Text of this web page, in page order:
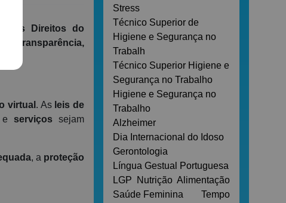
Stress
Técnico Superior de
Higiene e Segurança no
Trabalh
Técnico Superior Higiene e
Segurança no Trabalho
Higiene e Segurança no
Trabalho
Alzheimer
Dia Internacional do Idoso
Gerontologia
Língua Gestual Portuguesa
LGP
Nutrição Alimentação
Saúde Feminina
Tempo
dos Direitos do
da transparência,
virtual . As leis de
e serviços sejam
, a proteção